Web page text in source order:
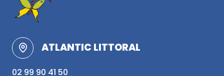
ATLANTIC LITTORAL
02 99 90 41 50